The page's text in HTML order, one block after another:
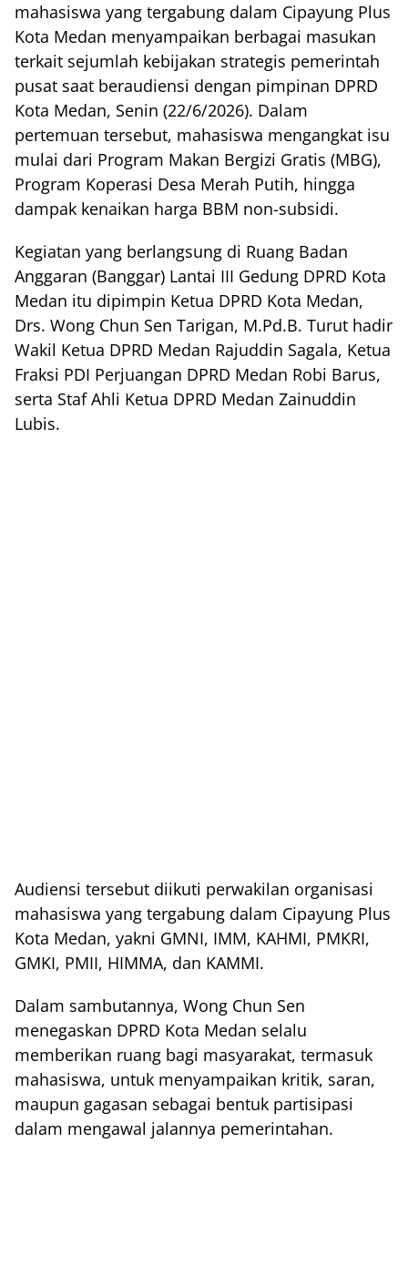
mahasiswa yang tergabung dalam Cipayung Plus
Kota Medan menyampaikan berbagai masukan
terkait sejumlah kebijakan strategis pemerintah
pusat saat beraudiensi dengan pimpinan DPRD
Kota Medan, Senin (22/6/2026). Dalam
pertemuan tersebut, mahasiswa mengangkat isu
mulai dari Program Makan Bergizi Gratis (MBG),
Program Koperasi Desa Merah Putih, hingga
dampak kenaikan harga BBM non-subsidi.
Kegiatan yang berlangsung di Ruang Badan
Anggaran (Banggar) Lantai III Gedung DPRD Kota
Medan itu dipimpin Ketua DPRD Kota Medan,
Drs. Wong Chun Sen Tarigan, M.Pd.B. Turut hadir
Wakil Ketua DPRD Medan Rajuddin Sagala, Ketua
Fraksi PDI Perjuangan DPRD Medan Robi Barus,
serta Staf Ahli Ketua DPRD Medan Zainuddin
Lubis.
Audiensi tersebut diikuti perwakilan organisasi
mahasiswa yang tergabung dalam Cipayung Plus
Kota Medan, yakni GMNI, IMM, KAHMI, PMKRI,
GMKI, PMII, HIMMA, dan KAMMI.
Dalam sambutannya, Wong Chun Sen
menegaskan DPRD Kota Medan selalu
memberikan ruang bagi masyarakat, termasuk
mahasiswa, untuk menyampaikan kritik, saran,
maupun gagasan sebagai bentuk partisipasi
dalam mengawal jalannya pemerintahan.